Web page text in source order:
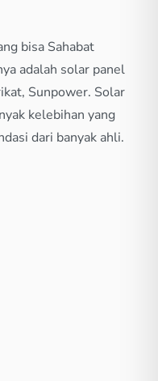
bisa Sahabat
adalah solar panel
Sunpower. Solar
kelebihan yang
dari banyak ahli.